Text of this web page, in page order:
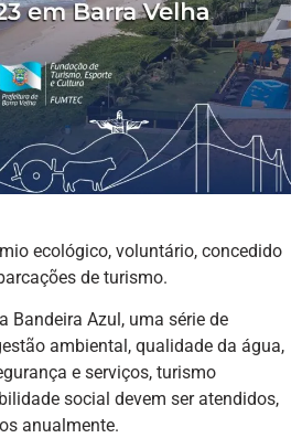
ecológico, voluntário, concedido
de turismo.
Bandeira Azul, uma série de
ambiental, qualidade da água,
e serviços, turismo
social devem ser atendidos,
anualmente.